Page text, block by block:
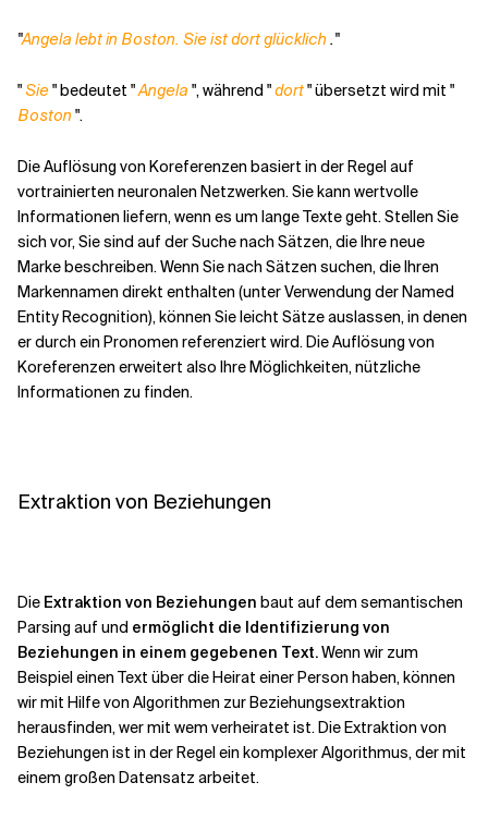
"Angela lebt in Boston. Sie ist dort glücklich ."
"Sie" bedeutet "Angela ", während "dort" übersetzt wird mit "
Boston ".
Die Auflösung von Koreferenzen basiert in der Regel auf
vortrainierten neuronalen Netzwerken. Sie kann wertvolle
Informationen liefern, wenn es um lange Texte geht. Stellen Sie
sich vor, Sie sind auf der Suche nach Sätzen, die Ihre neue
Marke beschreiben. Wenn Sie nach Sätzen suchen, die Ihren
Markennamen direkt enthalten (unter Verwendung der Named
Entity Recognition), können Sie leicht Sätze auslassen, in denen
er durch ein Pronomen referenziert wird. Die Auflösung von
Koreferenzen erweitert also Ihre Möglichkeiten, nützliche
Informationen zu finden.
Extraktion von Beziehungen
Die Extraktion von Beziehungen baut auf dem semantischen
Parsing auf und ermöglicht die Identifizierung von
Beziehungen in einem gegebenen Text.Wenn wir zum
Beispiel einen Text über die Heirat einer Person haben, können
wir mit Hilfe von Algorithmen zur Beziehungsextraktion
herausfinden, wer mit wem verheiratet ist. Die Extraktion von
Beziehungen ist in der Regel ein komplexer Algorithmus, der mit
einem großen Datensatz arbeitet.